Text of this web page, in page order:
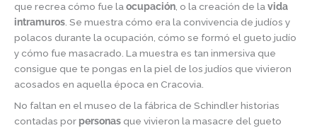
que recrea cómo fue laocupación, o la creación de lavida
intramuros. Se muestra cómo era la convivencia de judíos y
polacos durante la ocupación, cómo se formó el gueto judío
y cómo fue masacrado. La muestra es tan inmersiva que
consigue que te pongas en la piel de los judíos que vivieron
acosados en aquella época en Cracovia.
No faltan en el museo de la fábrica de Schindler historias
contadas por personas que vivieron la masacre del gueto